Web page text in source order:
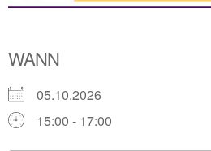
WANN
05.10.2026
15:00 - 17:00